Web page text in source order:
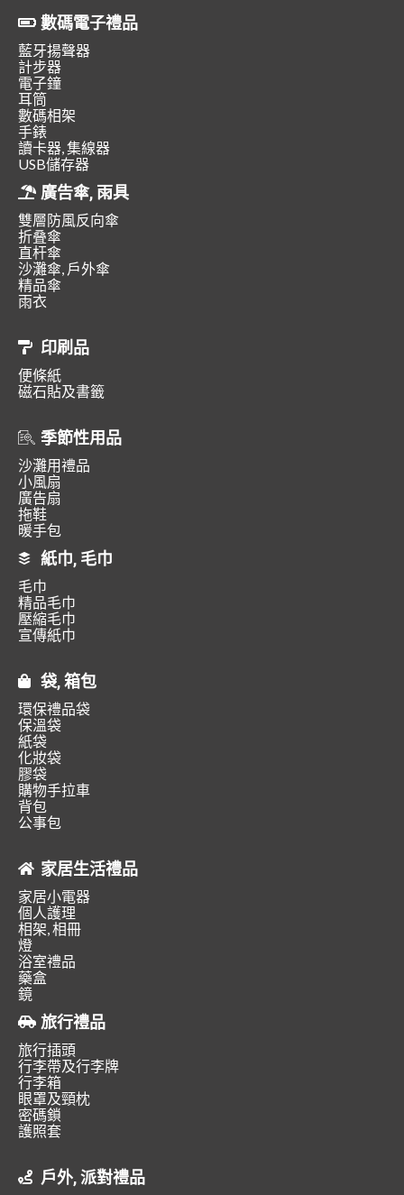
數碼電子禮品
藍牙揚聲器
計步器
電子鐘
耳筒
數碼相架
手錶
讀卡器, 集線器
USB儲存器
廣告傘, 雨具
雙層防風反向傘
折叠傘
直杆傘
沙灘傘, 戶外傘
精品傘
雨衣
印刷品
便條紙
磁石貼及書籤
季節性用品
沙灘用禮品
小風扇
廣告扇
拖鞋
暖手包
紙巾, 毛巾
毛巾
精品毛巾
壓縮毛巾
宣傳紙巾
袋, 箱包
環保禮品袋
保溫袋
紙袋
化妝袋
膠袋
購物手拉車
背包
公事包
家居生活禮品
家居小電器
個人護理
相架, 相冊
燈
浴室禮品
藥盒
鏡
旅行禮品
旅行插頭
行李帶及行李牌
行李箱
眼罩及頸枕
密碼鎖
護照套
戶外, 派對禮品